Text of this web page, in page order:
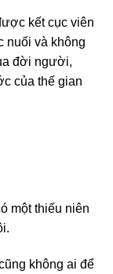
kết cục viên
nuối và không
đời người,
của thế gian
một thiếu niên
không ai để